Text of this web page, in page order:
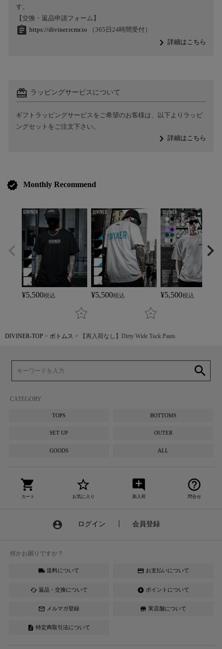
す。
【交換・返品申請フォーム】
assignment https://diviner.rcmr.io （365日24時間受付）
navigate_next詳細はこちら
card_giftcard ラッピングサービスについて
ギフトラッピングサービスをご希望のお客様は、以下よりラッピ
ングセットをご注文下さい。
navigate_next詳細はこちら
verified Monthly Recommend
¥5,500税込 ¥5,500税込 ¥5,500税込
DIVINER-TOP ボトムス 【再入荷なし】Dirty Wide Tuck Pants
search
CATEGORY
TOPS BOTTOMS
SET UP OUTER
GOODS ALL
shopping_cart
カート
star_border
お気に入り
add_comment
新入荷
help_outline
問合せ
account_circle ログイン 会員登録
何かお困りですか？
local_shipping 送料について credit_card お支払いについて
cached 返品・交換について offline_bolt ポイントについて
mail_outline メルマガ登録 store 実店舗について
description 特定商取引法について